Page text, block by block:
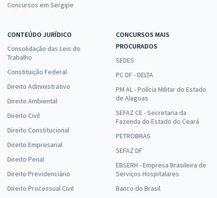
Concursos em Sergipe
CONTEÚDO JURÍDICO
Consolidação das Leis do
Trabalho
Constituição Federal
Direito Administrativo
Direito Ambiental
Direito Civil
Direito Constitucional
Direito Empresarial
Direito Penal
Direito Previdenciário
Direito Processual Civil
CONCURSOS MAIS
PROCURADOS
SEDES
PC DF - DELTA
PM AL - Polícia Militar do Estado
de Alagoas
SEFAZ CE - Secretaria da
Fazenda do Estado do Ceará
PETROBRAS
SEFAZ DF
EBSERH - Empresa Brasileira de
Serviços Hospitalares
Banco do Brasil